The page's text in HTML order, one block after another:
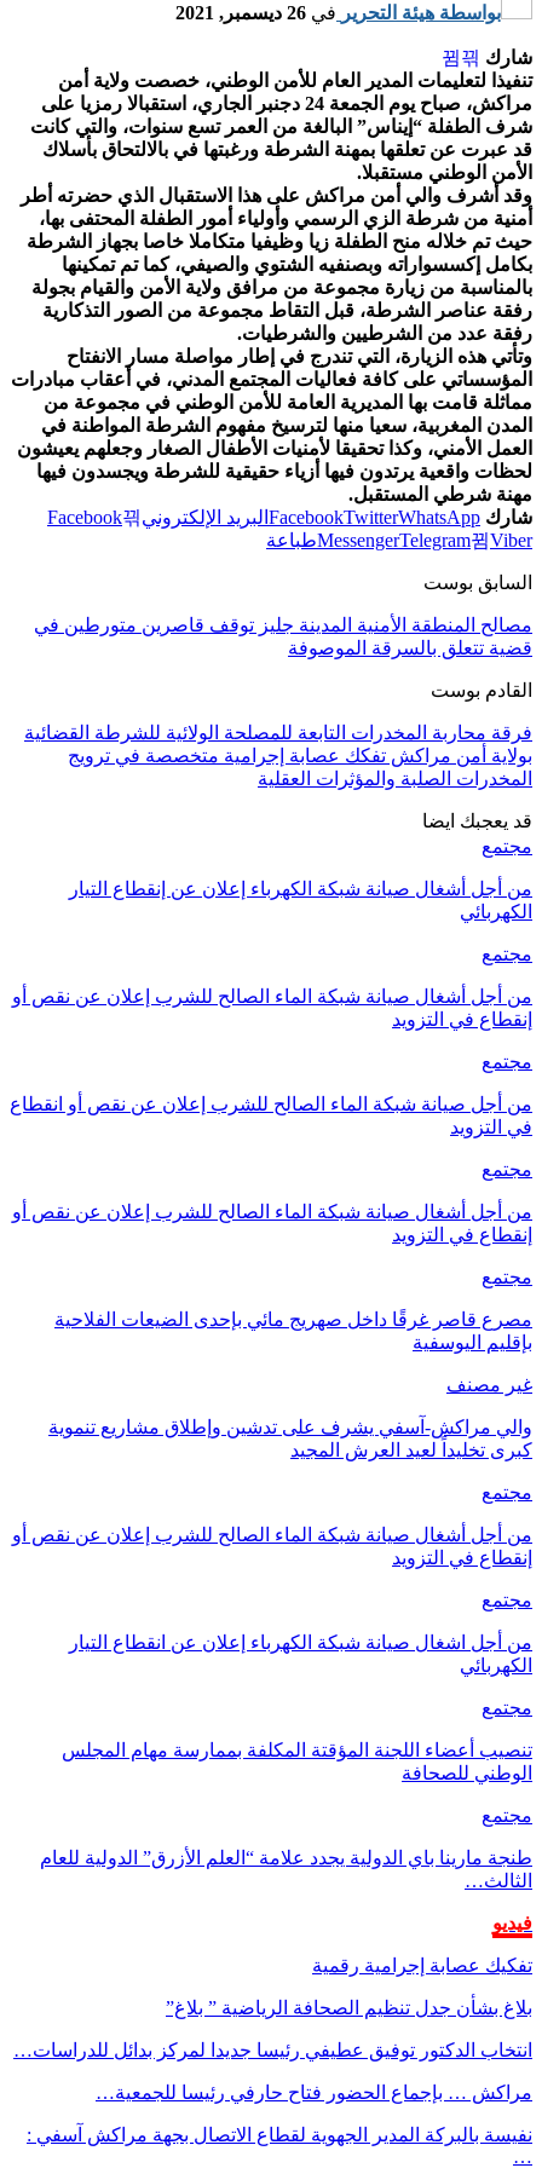
بواسطة هيئة التحرير في 26 ديسمبر, 2021
شارك
تنفيذا لتعليمات المدير العام للأمن الوطني، خصصت ولاية أمن
مراكش، صباح يوم الجمعة 24 دجنبر الجاري، استقبالا رمزيا على
شرف الطفلة “إيناس” البالغة من العمر تسع سنوات، والتي كانت
قد عبرت عن تعلقها بمهنة الشرطة ورغبتها في بالالتحاق بأسلاك
الأمن الوطني مستقبلا.
وقد أشرف والي أمن مراكش على هذا الاستقبال الذي حضرته أطر
أمنية من شرطة الزي الرسمي وأولياء أمور الطفلة المحتفى بها،
حيث تم خلاله منح الطفلة زيا وظيفيا متكاملا خاصا بجهاز الشرطة
بكامل إكسسواراته وبصنفيه الشتوي والصيفي، كما تم تمكينها
بالمناسبة من زيارة مجموعة من مرافق ولاية الأمن والقيام بجولة
رفقة عناصر الشرطة، قبل التقاط مجموعة من الصور التذكارية
رفقة عدد من الشرطيين والشرطيات.
وتأتي هذه الزيارة، التي تندرج في إطار مواصلة مسار الانفتاح
المؤسساتي على كافة فعاليات المجتمع المدني، في أعقاب مبادرات
مماثلة قامت بها المديرية العامة للأمن الوطني في مجموعة من
المدن المغربية، سعيا منها لترسيخ مفهوم الشرطة المواطنة في
العمل الأمني، وكذا تحقيقا لأمنيات الأطفال الصغار وجعلهم يعيشون
لحظات واقعية يرتدون فيها أزياء حقيقية للشرطة ويجسدون فيها
مهنة شرطي المستقبل.
شارك
FacebookTwitterWhatsApp البريد الإلكتروني
Facebook
MessengerTelegram Viber طباعة
السابق بوست
مصالح المنطقة الأمنية المدينة جليز توقف قاصرين متورطين في
قضية تتعلق بالسرقة الموصوفة
القادم بوست
فرقة محاربة المخدرات التابعة للمصلحة الولائية للشرطة القضائية
بولاية أمن مراكش تفكك عصابة إجرامية متخصصة في ترويج
المخدرات الصلبة والمؤثرات العقلية
قد يعجبك ايضا
مجتمع
من أجل أشغال صيانة شبكة الكهرباء إعلان عن إنقطاع التيار
الكهربائي
مجتمع
من أجل أشغال صيانة شبكة الماء الصالح للشرب إعلان عن نقص أو
إنقطاع في التزويد
مجتمع
من أجل صيانة شبكة الماء الصالح للشرب إعلان عن نقص أو انقطاع
في التزويد
مجتمع
من أجل أشغال صيانة شبكة الماء الصالح للشرب إعلان عن نقص أو
إنقطاع في التزويد
مجتمع
مصرع قاصر غرقًا داخل صهريج مائي بإحدى الضيعات الفلاحية
بإقليم اليوسفية
غير مصنف
والي مراكش-آسفي يشرف على تدشين وإطلاق مشاريع تنموية
كبرى تخليداً لعيد العرش المجيد
مجتمع
من أجل أشغال صيانة شبكة الماء الصالح للشرب إعلان عن نقص أو
إنقطاع في التزويد
مجتمع
من أجل اشغال صيانة شبكة الكهرباء إعلان عن انقطاع التيار
الكهربائي
مجتمع
تنصيب أعضاء اللجنة المؤقتة المكلفة بممارسة مهام المجلس
الوطني للصحافة
مجتمع
طنجة مارينا باي الدولية يجدد علامة “العلم الأزرق” الدولية للعام
الثالث…
فيديو
تفكيك عصابة إجرامية رقمية
بلاغ بشأن جدل تنظيم الصحافة الرياضية ” بلاغ”
انتخاب الدكتور توفيق عطيفي رئيسا جديدا لمركز بدائل للدراسات…
مراكش … بإجماع الحضور فتاح حارفي رئيسا للجمعية…
نفيسة بالبركة المدير الجهوية لقطاع الاتصال بجهة مراكش آسفي :
…